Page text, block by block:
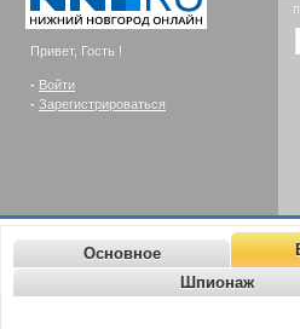
Привет, Гость !
- Войти
- Зарегистрироваться
Основное
Шпионаж